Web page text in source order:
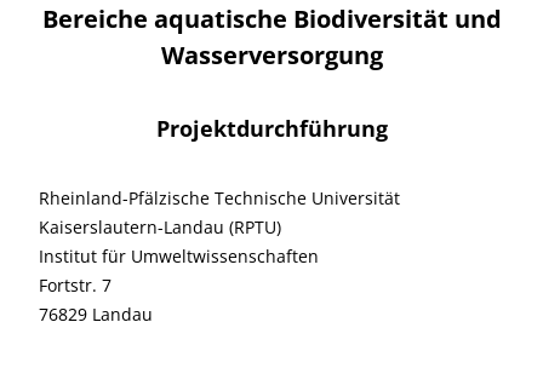
Bereiche aquatische Biodiversität und
Wasserversorgung
Projektdurchführung
Rheinland-Pfälzische Technische Universität
Kaiserslautern-Landau (RPTU)
Institut für Umweltwissenschaften
Fortstr. 7
76829 Landau